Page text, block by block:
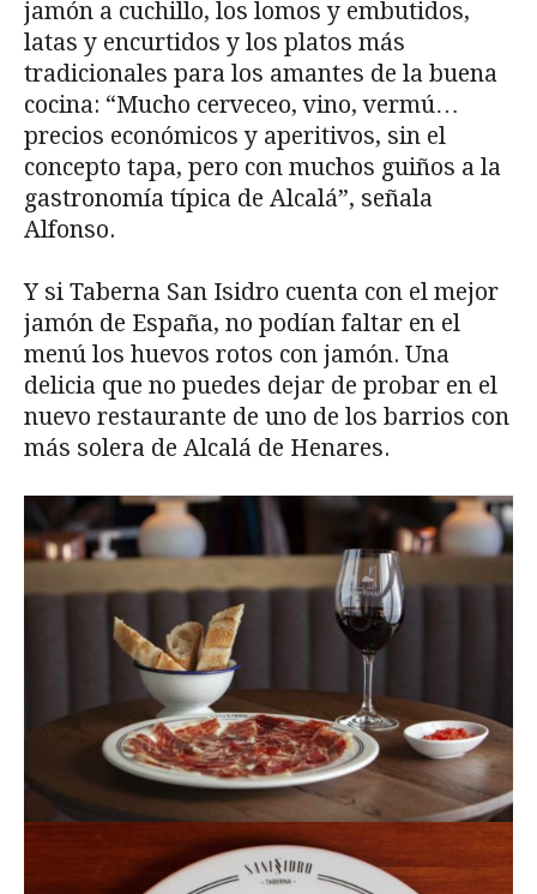
jamón a cuchillo, los lomos y embutidos,
latas y encurtidos y los platos más
tradicionales para los amantes de la buena
cocina: “Mucho cerveceo, vino, vermú…
precios económicos y aperitivos, sin el
concepto tapa, pero con muchos guiños a la
gastronomía típica de Alcalá”, señala
Alfonso.
Y si Taberna San Isidro cuenta con el mejor
jamón de España, no podían faltar en el
menú los huevos rotos con jamón. Una
delicia que no puedes dejar de probar en el
nuevo restaurante de uno de los barrios con
más solera de Alcalá de Henares.